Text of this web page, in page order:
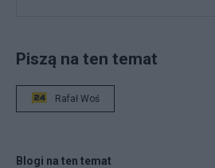
Piszą na ten temat
Rafał Woś
Blogi na ten temat